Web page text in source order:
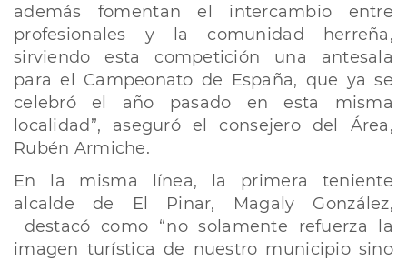
además fomentan el intercambio entre
profesionales y la comunidad herreña,
sirviendo esta competición una antesala
para el Campeonato de España, que ya se
celebró el año pasado en esta misma
localidad”, aseguró el consejero del Área,
Rubén Armiche.
En la misma línea, la primera teniente
alcalde de El Pinar, Magaly González,
destacó como “no solamente refuerza la
imagen turística de nuestro municipio sino